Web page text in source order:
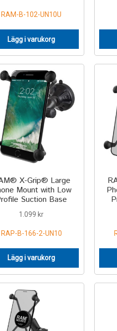
RAM-B-102-UN10U
Lägg i varukorg
X-Grip® Large
Mount with Low
Suction Base
1.099 kr
RAP-B-166-2-UN10
Lägg i varukorg